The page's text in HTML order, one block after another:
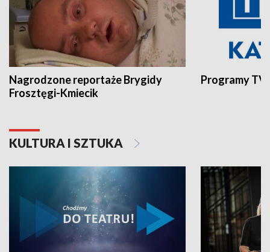
Nagrodzone reportaże Brygidy
Frosztęgi-Kmiecik
Programy
KULTURA I SZTUKA